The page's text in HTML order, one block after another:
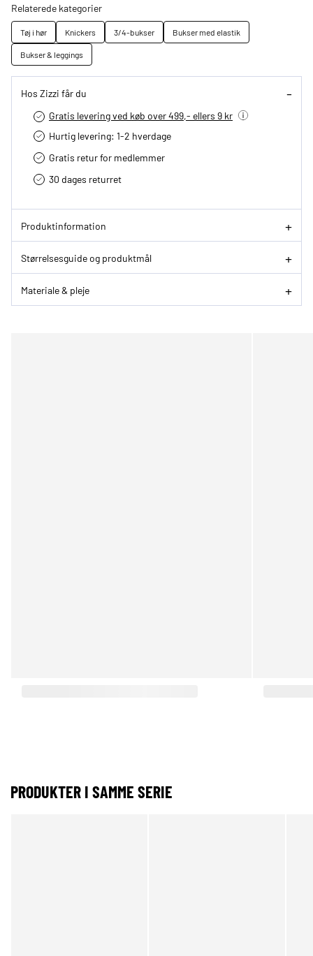
Relaterede kategorier
Tøj i hør Knickers 3/4-bukser
Bukser med elastik
Bukser & leggings
Hos Zizzi får du
Gratis levering ved køb over 499,- ellers 9 kr
Hurtig levering­: 1-2 hverdage
Gratis retur for medlemmer
30 dages returret
Produktinformation
Størrelsesguide og produktmål
Materiale & pleje
PRODUKTER I SAMME SERIE